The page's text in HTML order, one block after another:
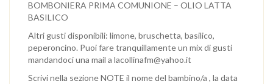
BOMBONIERA PRIMA COMUNIONE – OLIO LATTA
BASILICO
Altri gusti disponibili: limone, bruschetta, basilico,
peperoncino. Puoi fare tranquillamente un mix di gusti
mandandoci una mail a lacollinafm@yahoo.it
Scrivi nella sezione NOTE il nome del bambino/a , la data